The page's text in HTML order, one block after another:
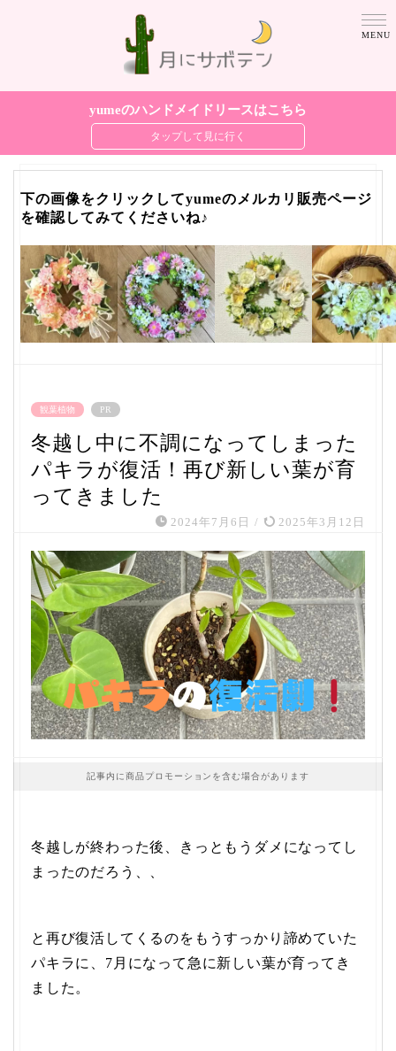
yumeのハンドメイドリースはこちら
下の画像をクリックしてyumeのメルカリ販売ページ
を確認してみてくださいね♪
観葉植物 PR
冬越し中に不調になってしまった
パキラが復活！再び新しい葉が育
ってきました
2024年7月6日 / 2025年3月12日
記事内に商品プロモーションを含む場合があります
冬越しが終わった後、きっともうダメになってし
まったのだろう、、
と再び復活してくるのをもうすっかり諦めていた
パキラに、7月になって急に新しい葉が育ってき
ました。